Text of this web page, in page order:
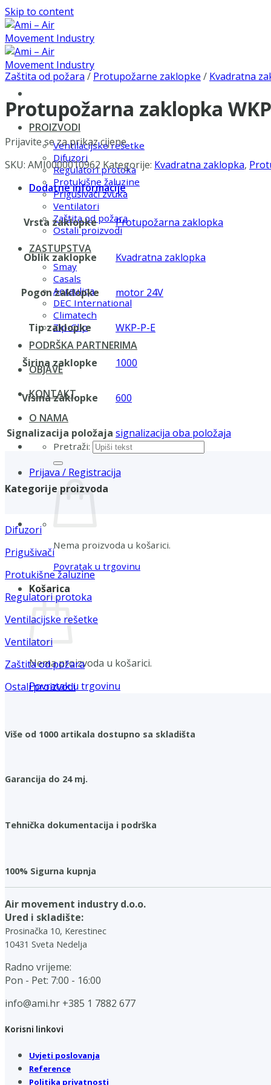
Skip to content
PROIZVODI
Ventilacijske rešetke
Difuzori
Regulatori protoka
Protukišne žaluzine
Prigušivači zvuka
Ventilatori
Zaštita od požara
Ostali proizvodi
ZASTUPSTVA
Smay
Casals
Aerauliqa
DEC International
Climatech
Zip-Clip
PODRŠKA PARTNERIMA
OBJAVE
KONTAKT
O NAMA
Pretraži:
Prijava / Registracija
Nema proizvoda u košarici.
Povratak u trgovinu
Košarica
Nema proizvoda u košarici.
Povratak u trgovinu
Zaštita od požara / Protupožarne zaklopke / Kvadratna
Protupožarna zaklopka
Prijavite se za prikaz cijene
SKU: AMI0000010962 Kategorije: Kvadratna zaklopka,
Dodatne informacije
Vrsta zaklopke Protupožarna zaklopka
Oblik zaklopke Kvadratna zaklopka
Pogon zaklopke motor 24V
Tip zaklopke WKP-P-E
Širina zaklopke 1000
Visina zaklopke 600
Signalizacija položaja signalizacija oba položaja
Kategorije proizvoda
Difuzori
Prigušivači
Protukišne žaluzine
Regulatori protoka
Ventilacijske rešetke
Ventilatori
Zaštita od požara
Ostali proizvodi
Više od 1000 artikala dostupno sa skladišta
Garancija do 24 mj.
Tehnička dokumentacija i podrška
100% Sigurna kupnja
Air movement industry d.o.o.
Ured i skladište:
Prosinačka 10, Kerestinec
10431 Sveta Nedelja
Radno vrijeme:
Pon - Pet: 7:00 - 16:00
info@ami.hr +385 1 7882 677
Korisni linkovi
Uvjeti poslovanja
Reference
Politika privatnosti